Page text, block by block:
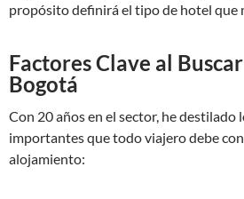
propósito definirá el tipo de hotel que
Factores Clave al
Bogotá
Con 20 años en el sector, he destilado
importantes que todo viajero debe
alojamiento: